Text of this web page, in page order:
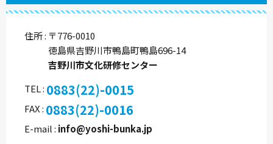
住所 〒776-0010
徳島県吉野川市鴨島町鴨島696-14
吉野川市文化研修センター
TEL 0883(22)-0015
FAX 0883(22)-0016
E-mail info@yoshi-bunka.jp